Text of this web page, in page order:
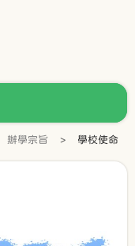
辦學宗旨 > 學校使命